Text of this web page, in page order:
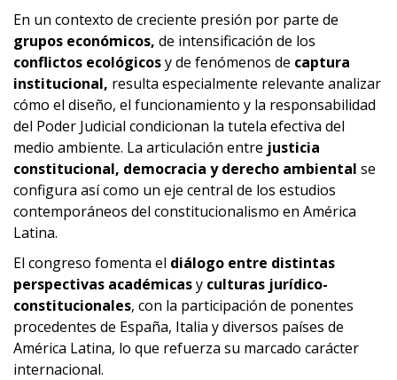
En un contexto de creciente presión por parte de
grupos económicos, de intensificación de los
conflictos ecológicosy de fenómenos de captura
institucional, resulta especialmente relevante analizar
cómo el diseño, el funcionamiento y la responsabilidad
del Poder Judicial condicionan la tutela efectiva del
medio ambiente. La articulación entre justicia
constitucional, democracia y derecho ambiental se
configura así como un eje central de los estudios
contemporáneos del constitucionalismo en América
Latina.
El congreso fomenta el diálogo entre distintas
perspectivas académicasy culturas jurídico-
constitucionales, con la participación de ponentes
procedentes de España, Italia y diversos países de
América Latina, lo que refuerza su marcado carácter
internacional.